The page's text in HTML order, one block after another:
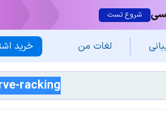
شروع تست
خرید لغات من